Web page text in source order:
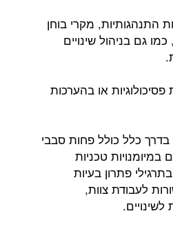
התנהגותיות, מקרי בוחן
כמו גם בניהול שינויים
או בהערכות
כלל כולל פחות סבבי
במיומנויות טכניות
פתרון בעיות
לעבודת צוות,